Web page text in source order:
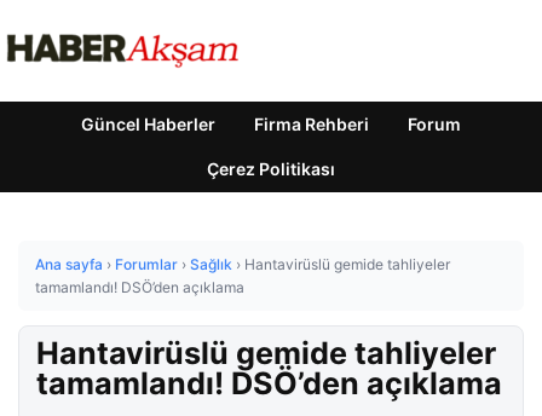
Güncel Haberler Firma Rehberi Forum
Çerez Politikası
Ana sayfa › Forumlar › Sağlık › Hantavirüslü gemide tahliyeler
tamamlandı! DSÖ’den açıklama
Hantavirüslü gemide tahliyeler
tamamlandı! DSÖ’den açıklama